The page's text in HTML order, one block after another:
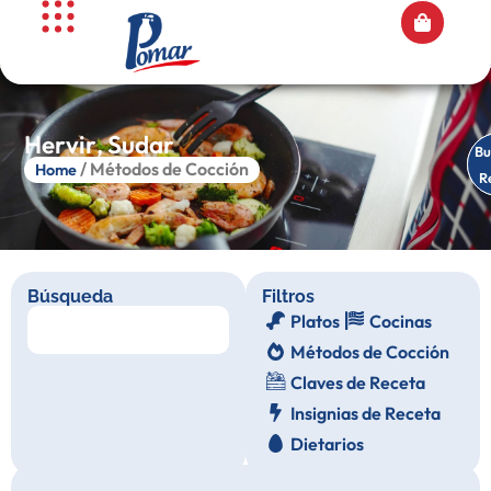
Hervir,Sudar
Home / Métodos de Cocción
Búsqueda Filtros
Platos
Cocinas
Métodos de Cocción
Claves de Receta
Insignias de Receta
Dietarios